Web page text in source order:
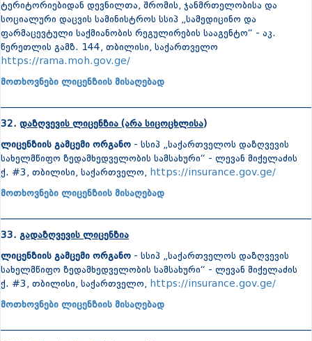
ტერიტორიებიდან დევნილთა, შრომის, ჯანმრთელობისა და
სოციალური დაცვის სამინისტროს სსიპ „სამედიცინო და
ფარმაცევტული საქმიანობის რეგულირების სააგენტო“ - აკ.
წერეთლის გამზ. 144, თბილისი, საქართველო
https://rama.moh.gov.ge/
მოთხოვნები ლიცენზიის მისაღებად
32. დაზღვევის ლიცენზია (არა სიცოცხლისა)
ლიცენზიის გამცემი ორგანო - სსიპ „საქართველოს დაზღვევის
სახელმწიფო ზედამხედველობის სამსახური“ - ლევან მიქელაძის
ქ. #3, თბილისი, საქართველო, https://insurance.gov.ge/
მოთხოვნები ლიცენზიის მისაღებად
33. გადაზღვევის ლიცენზია
ლიცენზიის გამცემი ორგანო - სსიპ „საქართველოს დაზღვევის
სახელმწიფო ზედამხედველობის სამსახური“ - ლევან მიქელაძის
ქ. #3, თბილისი, საქართველო, https://insurance.gov.ge/
მოთხოვნები ლიცენზიის მისაღებად